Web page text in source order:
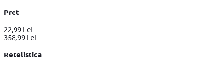
Pret
22,99 Lei
358,99 Lei
Retelistica